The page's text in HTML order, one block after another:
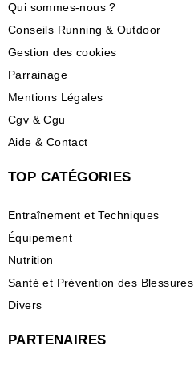
Qui sommes-nous ?
Conseils Running & Outdoor
Gestion des cookies
Parrainage
Mentions Légales
Cgv & Cgu
Aide & Contact
TOP CATÉGORIES
Entraînement et Techniques
Équipement
Nutrition
Santé et Prévention des Blessures
Divers
PARTENAIRES